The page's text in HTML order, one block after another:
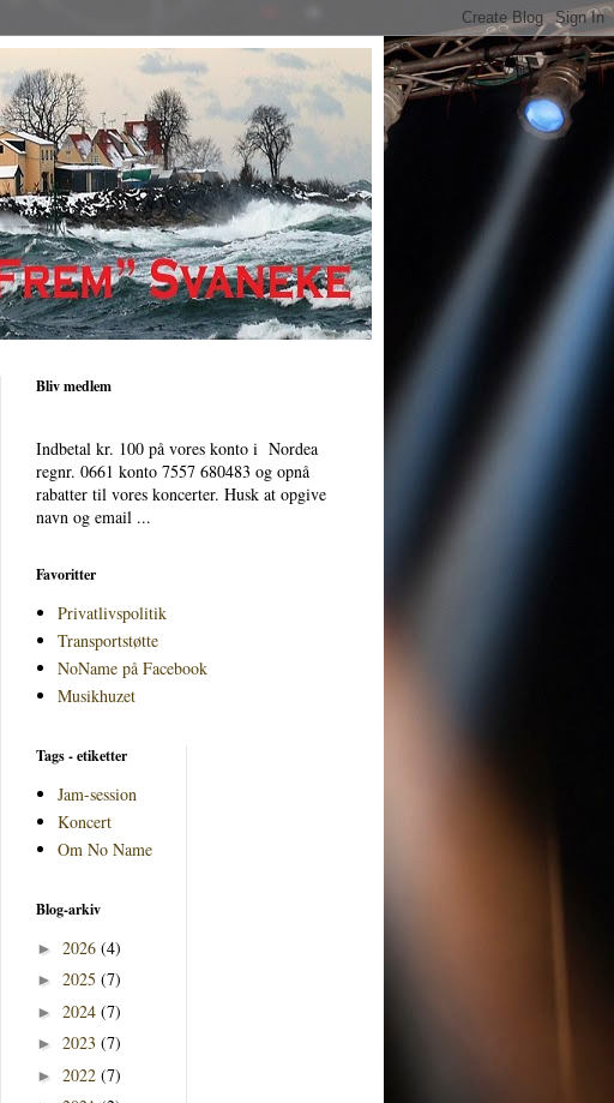
Bliv medlem
Indbetal kr. 100 på vores konto i Nordea
regnr. 0661 konto 7557 680483 og opnå
rabatter til vores koncerter. Husk at opgive
navn og email ...
Favoritter
Privatlivspolitik
Transportstøtte
NoName på Facebook
Musikhuzet
Tags - etiketter
Jam-session
Koncert
Om No Name
Blog-arkiv
► 2026 (4)
► 2025 (7)
► 2024 (7)
► 2023 (7)
► 2022 (7)